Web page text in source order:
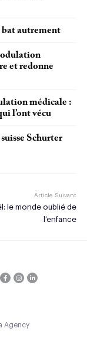
autrement
et redonne
médicale :
l’ont vécu
Schurter
Article Suivant
le monde oublié de
l’enfance
Agency